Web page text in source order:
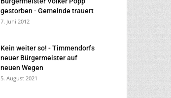
gestorben - Gemeinde trauert
7. Juni 2012
Kein weiter so! - Timmendorfs
neuer Bürgermeister auf
neuen Wegen
5. August 2021